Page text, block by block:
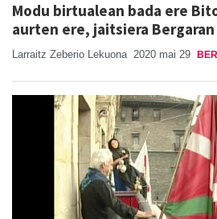
Modu birtualean bada ere
aurten ere, jaitsiera Bergaran
Larraitz Zeberio Lekuona 2020 mai 29